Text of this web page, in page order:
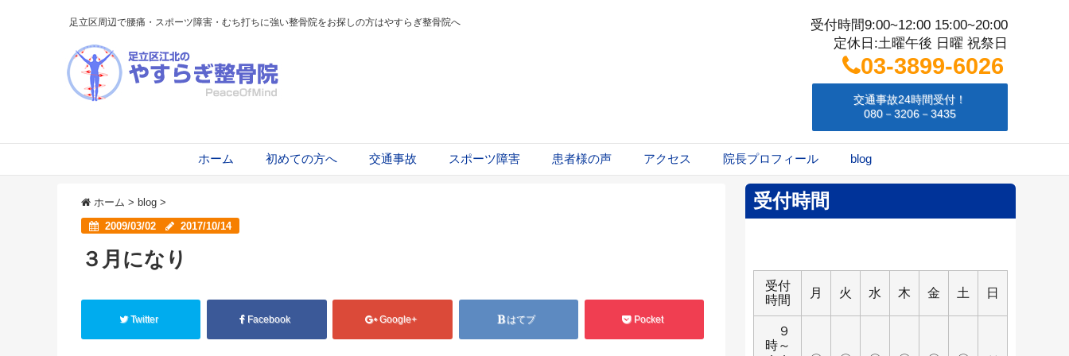
足立区周辺で腰痛・スポーツ障害・むち打ちに強い整骨院をお探しの方はやすらぎ整骨院へ
受付時間9:00~12:00 15:00~20:00
定休日:土曜午後 日曜 祝祭日
03-3899-6026
交通事故24時間受付！
080－3206－3435
ホーム 初めての方へ 交通事故 スポーツ障害 患者様の声 アクセス 院長プロフィール blog
ホーム > blog >
2009/03/02
2017/10/14
３月になり
Twitter Facebook Google+ はてブ Pocket
受付時間
受付
時間
月 火 水 木 金 土 日
９
時～